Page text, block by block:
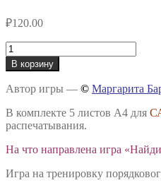
₽120.00
Количество
товара
Дидактическая
игра
«Сосчитай
бытовые
приборы»
В корзину
Автор игры — © Маргарита
В комплекте 5 листов А4 для
распечатывания.
На что направлена игра
Игра на тренировку